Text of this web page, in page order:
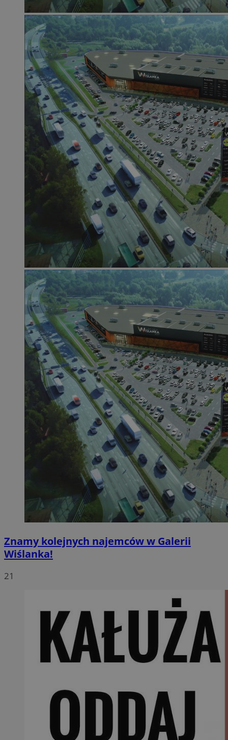
Znamy kolejnych najemców w Galerii
Wiślanka!
21